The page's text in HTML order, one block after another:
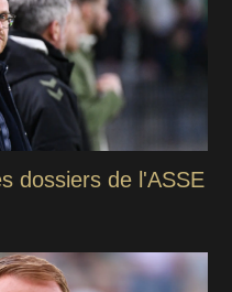
dossiers de l'ASSE